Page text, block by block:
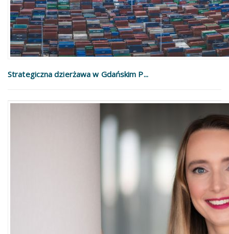
Strategiczna dzierżawa w Gdańskim P...